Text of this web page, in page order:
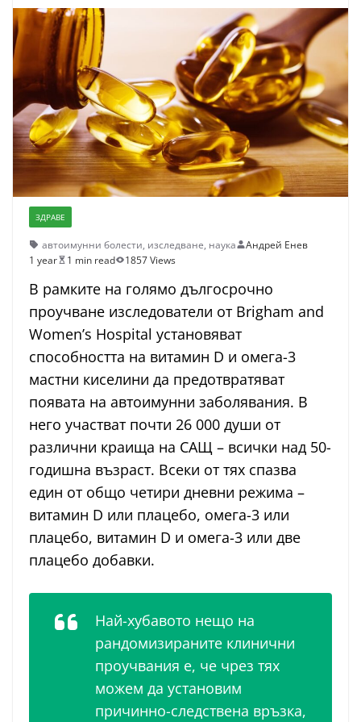
ЗДРАВЕ
автоимунни болести, изследване, наука
Андрей Енев
1 year
1 min read 1857 Views
В рамките на голямо дългосрочно
проучване изследователи от Brigham and
Women’s Hospital установяват
способността на витамин D и омега-3
мастни киселини да предотвратяват
появата на автоимунни заболявания. В
него участват почти 26 000 души от
различни краища на САЩ – всички над 50-
годишна възраст. Всеки от тях спазва
един от общо четири дневни режима –
витамин D или плацебо, омега-3 или
плацебо, витамин D и омега-3 или две
плацебо добавки.
Най-хубавото нещо на
рандомизираните клинични
проучвания е, че чрез тях
можем да установим
причинно-следствена връзка,